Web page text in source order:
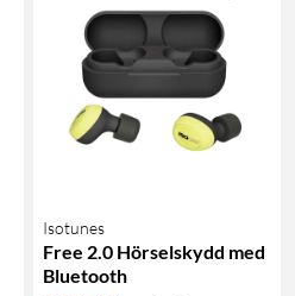
Isotunes
Free 2.0 Hörselskydd med
Bluetooth